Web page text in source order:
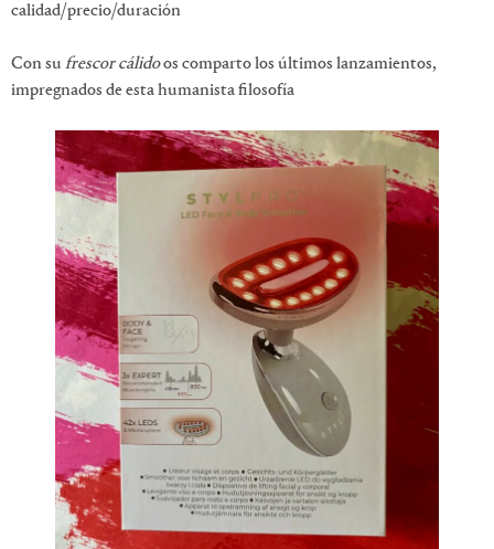
calidad/precio/duración
Con su frescor cálidoos comparto los últimos lanzamientos,
impregnados de esta humanista filosofía